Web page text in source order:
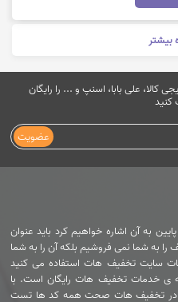
علی بابا، اسنپ و ... را رایگان
کنید
عضویت
به آن اشاره خواهیم کرد باید عنوان
به شما نمی فروشیم بلکه آن را به شما
سایت تخفیف هات استفاده می کنید
ی خدمات تخفیف هات رایگان است. با
در تخفیف هات صحت همه کد ها تست